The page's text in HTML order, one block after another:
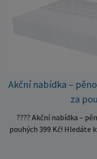
množství kusů, proto
Vyberte si vhodný
podklad
Akční nabídka –
za
???? Akční nabídka –
pouhých 399 Kč! Hledáte